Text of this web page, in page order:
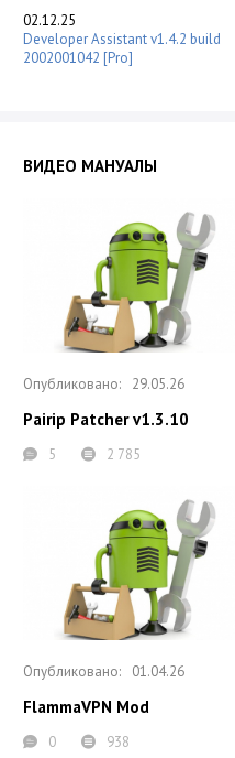
02.12.25
Developer Assistant v1.4.2 build
2002001042 [Pro]
ВИДЕО МАНУАЛЫ
29.05.26
Pairip Patcher v1.3.10
5 2 785
01.04.26
FlammaVPN Mod
0 938